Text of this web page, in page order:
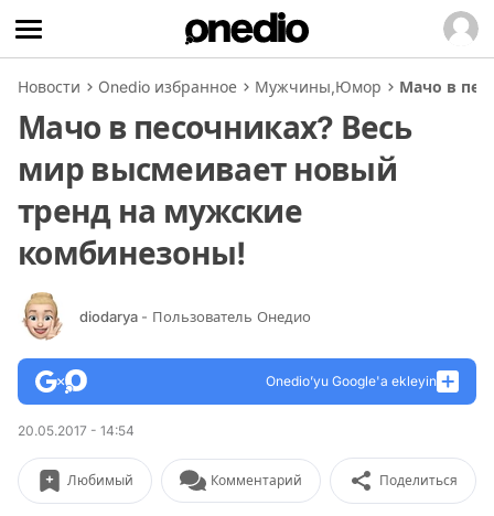
Новости Onedio избранное Мужчины,Юмор Мачо в
Мачо в песочниках? Весь
мир высмеивает новый
тренд на мужские
комбинезоны!
diodarya - Пользователь Онедио
Onedio’yu Google'a ekleyin
20.05.2017 - 14:54
Любимый Комментарий Поделиться